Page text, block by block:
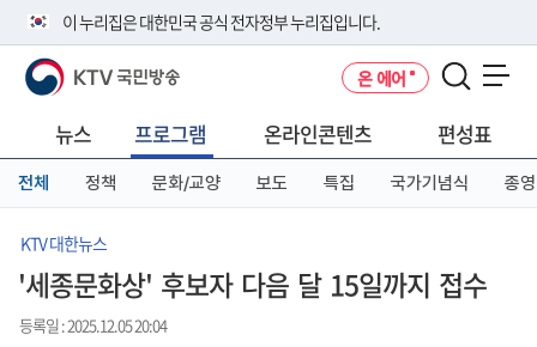
이 누리집은 대한민국 공식 전자정부 누리집입니다.
공식 누리집 주소 확인하기
니다.
이밖에 or.kr 또는 .kr등 다른 도메인 주소를 사용하고 있다면 아래 URL에
서 도메인 주소를 확인해 보세요
KTV 국민방송 온 에어
뉴스 프로그램 온라인콘텐츠 편성표
전체 정책 문화/교양 보도 특집 국가기념식 종영
KTV 대한뉴스
'세종문화상' 후보자 다음 달 15일까지 접수
등록일 : 2025.12.05 20:04